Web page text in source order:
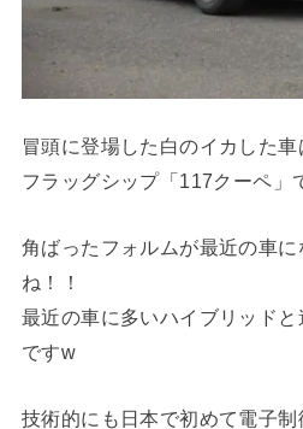
冒頭に登場した白のイカした
フラッグシップ「117クーペ」
角ばったフォルムが最近の車
ね！！
最近の車に多いハイブリッド
ですw
技術的にも日本で初めて電子